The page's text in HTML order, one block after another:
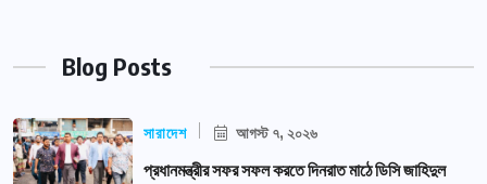
Blog Posts
সারাদেশ আগস্ট ৭, ২০২৬
প্রধানমন্ত্রীর সফর সফল করতে দিনরাত মাঠে ডিসি জাহিদুল